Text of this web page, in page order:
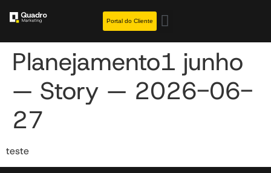
Portal do Cliente
Planejamento1 junho
— Story — 2026-06-
27
teste